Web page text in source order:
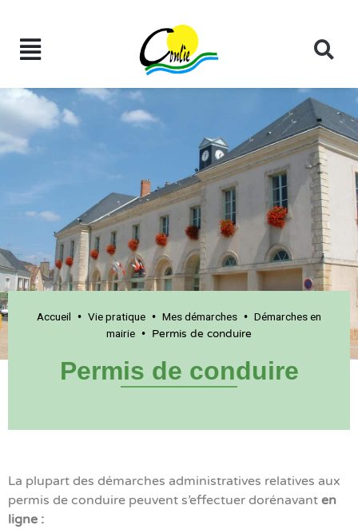
Accueil • Vie pratique • Mes démarches • Démarches en
mairie • Permis de conduire
Permis de conduire
La plupart des démarches administratives relatives aux
permis de conduire peuvent s’effectuer dorénavant en
ligne :